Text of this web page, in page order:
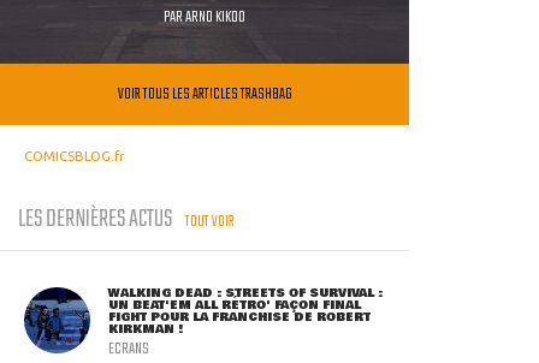
PARARNO KIKOO
VOIR TOUS LES ARTICLES TRASHBAG
COMICSBLOG.fr
LES DERNIÈRES ACTUS TOUT VOIR
WALKING DEAD : STREETS OF SURVIVAL :
UN BEAT'EM ALL RÉTRO' FAÇON FINAL
FIGHT POUR LA FRANCHISE DE ROBERT
KIRKMAN !
ECRANS